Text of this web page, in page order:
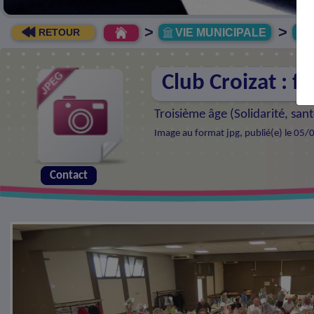
RETOUR > VIE MUNICIPALE >
Club Croizat :
Troisième âge (Solidarité,
Image au format jpg, publié(e) le
Contact